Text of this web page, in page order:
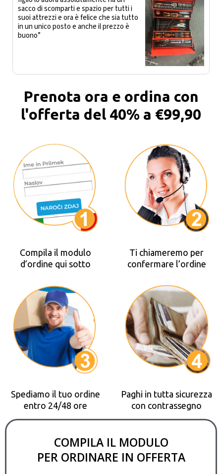
sacco di scomparti e spazio per tutti i
suoi attrezzi e ora è felice che sia tutto
in un unico posto e anche il prezzo è
buono”
Prenota ora e ordina con
l'offerta del 40% a €99,90
Compila il modulo
d’ordine qui sotto
Ti chiameremo per
confermare l’ordine
Spediamo il tuo ordine
entro 24/48 ore
Paghi in tutta sicurezza
con contrassegno
COMPILA IL MODULO
PER ORDINARE IN OFFERTA